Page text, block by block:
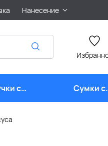
Нанесение
с
Сумки с